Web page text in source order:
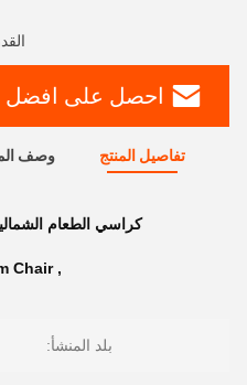
احصل على افضل
تفاصيل المنتج وصف
كراسي الطعام
,
Chair
بلد المنشأ: